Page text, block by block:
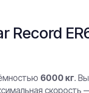
Record
6000 кг.
скорость